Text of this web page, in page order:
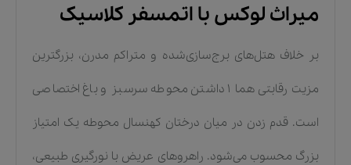
میراث لوکس با اتمسفر کلاسیک
بر خلاف هتل‌های برج‌سازی‌شده و متراکم مدرن، بزرگترین
مزیت رقابتی هما ۱ داشتن محوطه سرسبز و باغ اختصاصی
است. قدم زدن در میان درختان کهنسال محوطه یک امتیاز
بزرگ محسوب می‌شود. راهروهای عریض با نورگیری طبیعی،